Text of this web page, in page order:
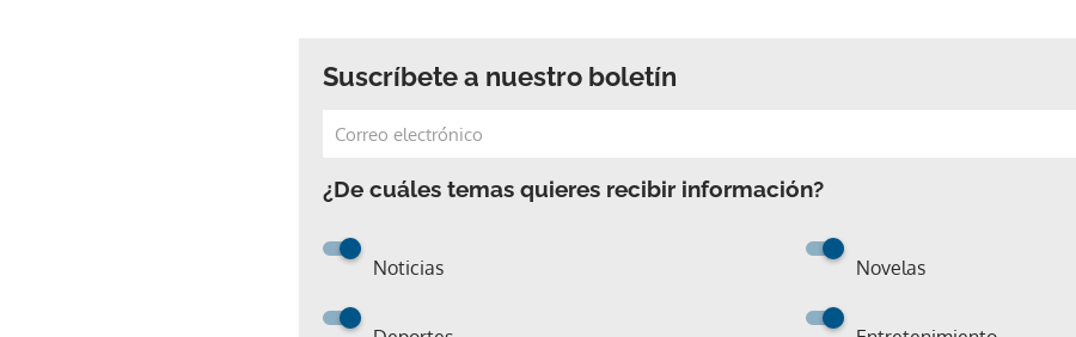
Suscríbete a nuestro boletín
¿De cuáles temas quieres recibir información?
Noticias Novelas